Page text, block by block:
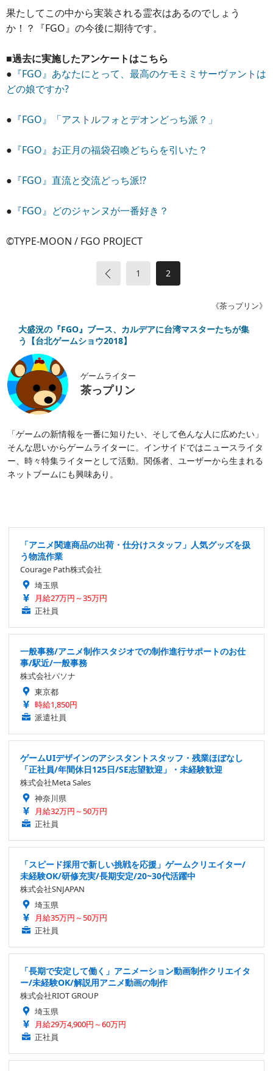
果たしてこの中から実装される霊衣はあるのでしょう
か！？『FGO』の今後に期待です。
■過去に実施したアンケートはこちら
● 『FGO』あなたにとって、最高のケモミミサーヴァントは
どの娘ですか?
● 『FGO』「アストルフォとデオンどっち派？」
● 『FGO』お正月の福袋召喚どちらを引いた？
● 『FGO』直流と交流どっち派!?
● 『FGO』どのジャンヌが一番好き？
©TYPE-MOON / FGO PROJECT
1 2
《茶っプリン》
大盛況の『FGO』ブース、カルデアに台湾マスターたちが集
う【台北ゲームショウ2018】
ゲームライター
茶っプリン
「ゲームの新情報を一番に知りたい、そして色んな人に広めたい」
そんな思いからゲームライターに。インサイドではニュースライタ
ー、時々特集ライターとして活動。関係者、ユーザーから生まれる
ネットブームにも興味あり。
「アニメ関連商品の出荷・仕分けスタッフ」人気グッズを扱
う物流作業
Courage Path株式会社
埼玉県
月給27万円～35万円
正社員
一般事務/アニメ制作スタジオでの制作進行サポートのお仕
事/駅近/一般事務
株式会社パソナ
東京都
時給1,850円
派遣社員
ゲームUIデザインのアシスタントスタッフ・残業ほぼなし
「正社員/年間休日125日/SE志望歓迎」・未経験歓迎
株式会社Meta Sales
神奈川県
月給32万円～50万円
正社員
「スピード採用で新しい挑戦を応援」ゲームクリエイター/
未経験OK/研修充実/長期安定/20~30代活躍中
株式会社SNJAPAN
埼玉県
月給35万円～50万円
正社員
「長期で安定して働く」アニメーション動画制作クリエイタ
ー/未経験OK/解説用アニメ動画の制作
株式会社RIOT GROUP
埼玉県
月給29万4,900円～60万円
正社員